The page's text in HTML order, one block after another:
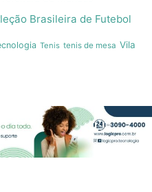
Brasileira de Futebol
Tenis tenis de mesa Vila